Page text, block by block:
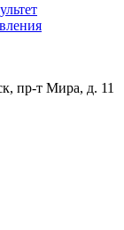
пр-т Мира, д. 11